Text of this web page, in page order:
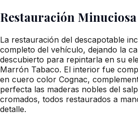
Restauración Minuciosa
La restauración del descapotable
completo del vehículo, dejando la
descubierto para repintarla en su
Marrón Tabaco. El interior fue
en cuero color Cognac,
perfecta las maderas nobles del
cromados, todos restaurados a
detalle.